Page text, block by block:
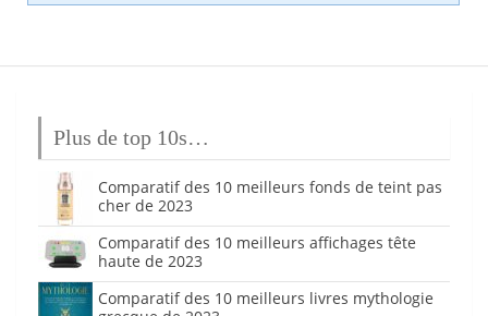
Plus de top 10s…
Comparatif des 10 meilleurs fonds de teint pas
cher de 2023
Comparatif des 10 meilleurs affichages tête
haute de 2023
Comparatif des 10 meilleurs livres mythologie